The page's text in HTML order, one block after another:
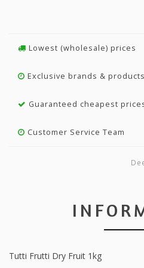
Lowest (wholesale) prices
Exclusive brands &
Guaranteed cheapest
Customer Service Team
Tutti Frutti Dry Fruit 1kg